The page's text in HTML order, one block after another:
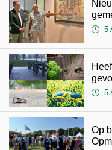
5
5
Op